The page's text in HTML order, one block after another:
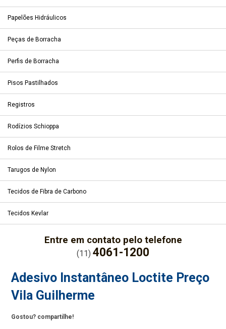
Papelões Hidráulicos
Peças de Borracha
Perfis de Borracha
Pisos Pastilhados
Registros
Rodízios Schioppa
Rolos de Filme Stretch
Tarugos de Nylon
Tecidos de Fibra de Carbono
Tecidos Kevlar
Entre em contato pelo telefone
(11) 4061-1200
Adesivo Instantâneo Loctite Preço
Vila Guilherme
Gostou? compartilhe!